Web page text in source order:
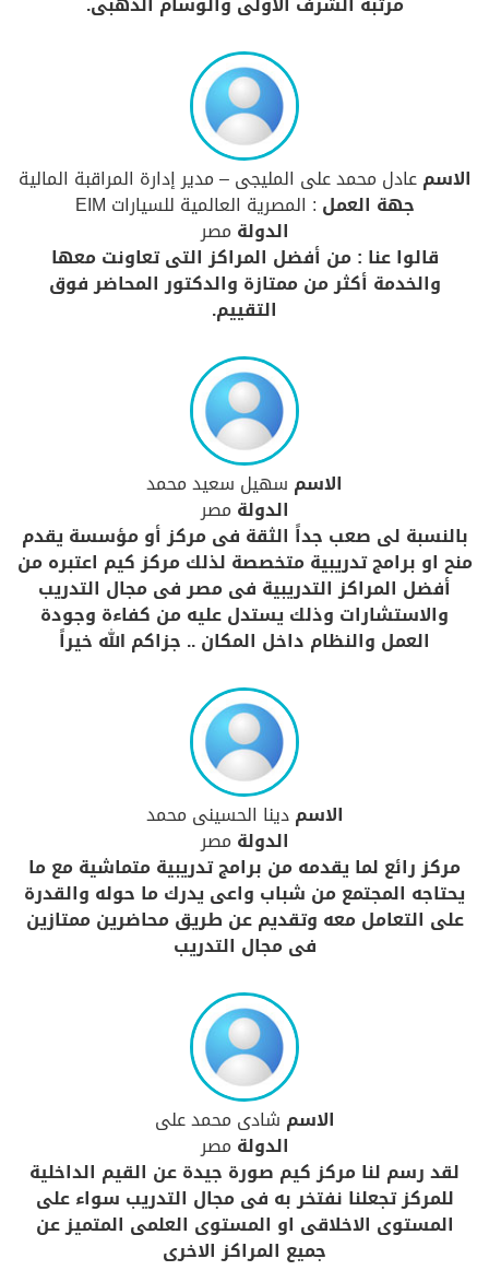
الاسمعادل محمد على المليجى – مدير إدارة المراقبة المالية
جهة العمل : المصرية العالمية للسيارات EIM
الدولة مصر
قالوا عنا : من أفضل المراكز التى تعاونت معها
والخدمة أكثر من ممتازة والدكتور المحاضر فوق
التقييم.
الاسم سهيل سعيد محمد
الدولة مصر
بالنسبة لى صعب جداً الثقة فى مركز أو مؤسسة يقدم
منح او برامج تدريبية متخصصة لذلك مركز كيم اعتبره من
أفضل المراكز التدريبية فى مصر فى مجال التدريب
والاستشارات وذلك يستدل عليه من كفاءة وجودة
العمل والنظام داخل المكان .. جزاكم الله خيراً
الاسمدينا الحسينى محمد
الدولة مصر
مركز رائع لما يقدمه من برامج تدريبية متماشية مع ما
يحتاجه المجتمع من شباب واعى يدرك ما حوله والقدرة
على التعامل معه وتقديم عن طريق محاضرين ممتازين
فى مجال التدريب
الاسم شادى محمد على
الدولة مصر
لقد رسم لنا مركز كيم صورة جيدة عن القيم الداخلية
للمركز تجعلنا نفتخر به فى مجال التدريب سواء على
المستوى الاخلاقى او المستوى العلمى المتميز عن
جميع المراكز الاخرى